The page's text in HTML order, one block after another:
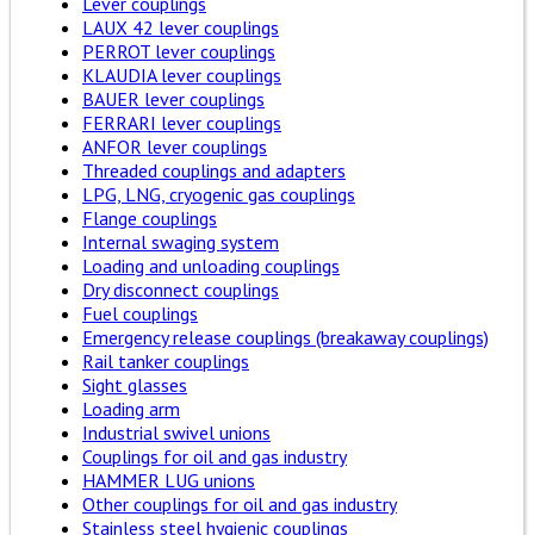
LAUX 42 lever couplings
PERROT lever couplings
KLAUDIA lever couplings
BAUER lever couplings
FERRARI lever couplings
ANFOR lever couplings
Threaded couplings and adapters
LPG, LNG, cryogenic gas couplings
Flange couplings
Internal swaging system
Loading and unloading couplings
Dry disconnect couplings
Fuel couplings
Emergency release couplings (breakaway couplings)
Rail tanker couplings
Sight glasses
Loading arm
Industrial swivel unions
Couplings for oil and gas industry
HAMMER LUG unions
Other couplings for oil and gas industry
Stainless steel hygienic couplings